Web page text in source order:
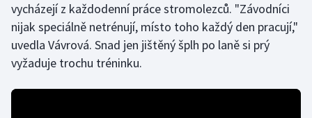
Motorsport
Olympijské hry
vycházejí z každodenní práce stromolezců. "Závodníci
nijak speciálně netrénují, místo toho každý den pracují,"
uvedla Vávrová. Snad jen jištěný šplh po laně si prý
vyžaduje trochu tréninku.